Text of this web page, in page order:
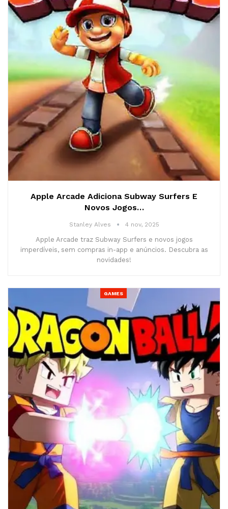
Apple Arcade Adiciona Subway Surfers E
Novos Jogos…
Stanley Alves 4 nov, 2025
Apple Arcade traz Subway Surfers e novos jogos
imperdíveis, sem compras in-app e anúncios. Descubra as
novidades!
GAMES